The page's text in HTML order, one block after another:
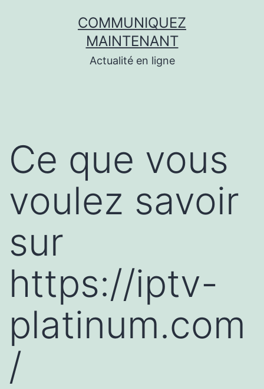
COMMUNIQUEZ
MAINTENANT
Actualité en ligne
Ce que vous
voulez savoir
sur
https://iptv-
platinum.com
/